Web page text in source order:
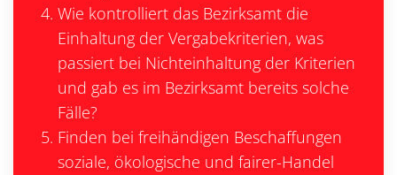
Wie kontrolliert das Bezirksamt die
Einhaltung der Vergabekriterien, was
passiert bei Nichteinhaltung der Kriterien
und gab es im Bezirksamt bereits solche
Fälle?
Finden bei freihändigen Beschaffungen
soziale, ökologische und fairer-Handel